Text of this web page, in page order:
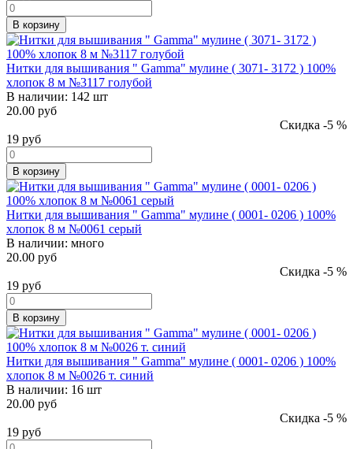
В корзину
Нитки для вышивания " Gamma" мулине ( 3071- 3172 ) 100%
хлопок 8 м №3117 голубой
В наличии: 142 шт
20.00 руб
Скидка -5 %
19 руб
В корзину
Нитки для вышивания " Gamma" мулине ( 0001- 0206 ) 100%
хлопок 8 м №0061 серый
В наличии: много
20.00 руб
Скидка -5 %
19 руб
В корзину
Нитки для вышивания " Gamma" мулине ( 0001- 0206 ) 100%
хлопок 8 м №0026 т. синий
В наличии: 16 шт
20.00 руб
Скидка -5 %
19 руб